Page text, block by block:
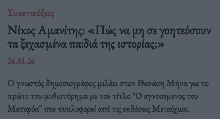
Συνεντεύξεις
Νίκος Αμανίτης: «Πώς να μη σε γοητεύσουν
τα ξεχασμένα παιδιά της ιστορίας;»
26.01.26
Ο γνωστός δημοσιογράφος μιλάει στον Θανάση Μήνα για το
πρώτο του μυθιστόρημα με τον τίτλο "Ο αγνοούμενος του
Ματαρόα" που κυκλοφορεί από τις εκδόσεις Μεταίχμιο.